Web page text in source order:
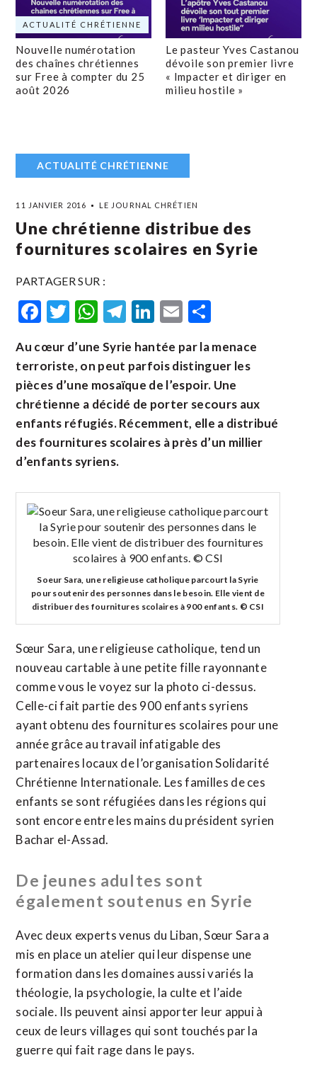
ACTUALITÉ CHRÉTIENNE
Nouvelle numérotation
des chaînes chrétiennes
sur Free à compter du 25
août 2026
Le pasteur Yves Castanou
dévoile son premier livre
« Impacter et diriger en
milieu hostile »
ACTUALITÉ CHRÉTIENNE
11 JANVIER 2016 LE JOURNAL CHRÉTIEN
Une chrétienne distribue des
fournitures scolaires en Syrie
PARTAGER SUR :
Facebook
Twitter
WhatsApp
Telegram
LinkedIn
Email
Au cœur d’une Syrie hantée par la menace
terroriste, on peut parfois distinguer les
pièces d’une mosaïque de l’espoir. Une
chrétienne a décidé de porter secours aux
enfants réfugiés. Récemment, elle a distribué
des fournitures scolaires à près d’un millier
d’enfants syriens.
Soeur Sara, une religieuse catholique parcourt la Syrie
pour soutenir des personnes dans le besoin. Elle vient de
distribuer des fournitures scolaires à 900 enfants. © CSI
Sœur Sara, une religieuse catholique, tend un
nouveau cartable à une petite fille rayonnante
comme vous le voyez sur la photo ci-dessus.
Celle-ci fait partie des 900 enfants syriens
ayant obtenu des fournitures scolaires pour une
année grâce au travail infatigable des
partenaires locaux de l’organisation Solidarité
Chrétienne Internationale. Les familles de ces
enfants se sont réfugiées dans les régions qui
sont encore entre les mains du président syrien
Bachar el-Assad.
De jeunes adultes sont
également soutenus en Syrie
Avec deux experts venus du Liban, Sœur Sara a
mis en place un atelier qui leur dispense une
formation dans les domaines aussi variés la
théologie, la psychologie, la culte et l’aide
sociale. Ils peuvent ainsi apporter leur appui à
ceux de leurs villages qui sont touchés par la
guerre qui fait rage dans le pays.